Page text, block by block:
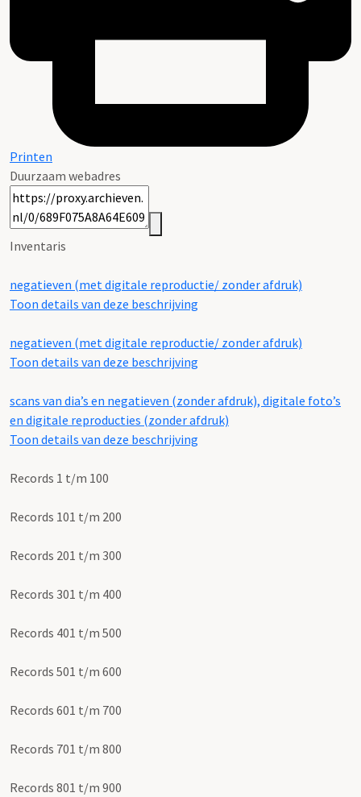
Printen
Duurzaam webadres
Inventaris
negatieven (met digitale reproductie/ zonder afdruk)
Toon details van deze beschrijving
negatieven (met digitale reproductie/ zonder afdruk)
Toon details van deze beschrijving
scans van dia’s en negatieven (zonder afdruk), digitale foto’s
en digitale reproducties (zonder afdruk)
Toon details van deze beschrijving
Records 1 t/m 100
Records 101 t/m 200
Records 201 t/m 300
Records 301 t/m 400
Records 401 t/m 500
Records 501 t/m 600
Records 601 t/m 700
Records 701 t/m 800
Records 801 t/m 900